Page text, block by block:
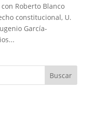
Roberto Blanco
constitucional, U.
García-